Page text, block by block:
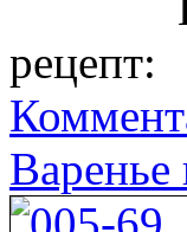
рецепт:
Варенье